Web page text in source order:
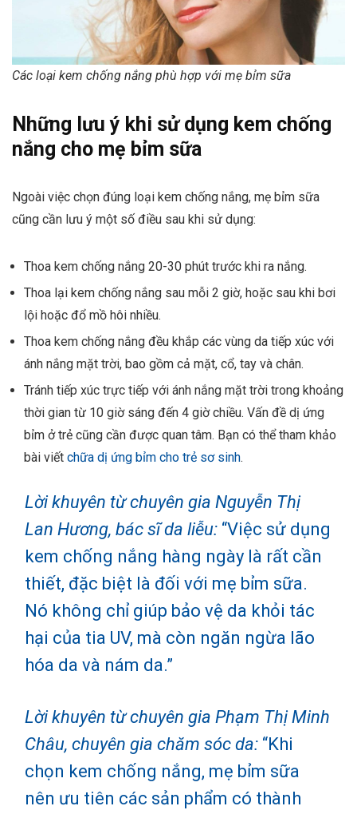
Các loại kem chống nắng phù hợp với mẹ bỉm sữa
Những lưu ý khi sử dụng kem chống
nắng cho mẹ bỉm sữa
Ngoài việc chọn đúng loại kem chống nắng, mẹ bỉm sữa
cũng cần lưu ý một số điều sau khi sử dụng:
Thoa kem chống nắng 20-30 phút trước khi ra nắng.
Thoa lại kem chống nắng sau mỗi 2 giờ, hoặc sau khi bơi
lội hoặc đổ mồ hôi nhiều.
Thoa kem chống nắng đều khắp các vùng da tiếp xúc với
ánh nắng mặt trời, bao gồm cả mặt, cổ, tay và chân.
Tránh tiếp xúc trực tiếp với ánh nắng mặt trời trong khoảng
thời gian từ 10 giờ sáng đến 4 giờ chiều. Vấn đề dị ứng
bỉm ở trẻ cũng cần được quan tâm. Bạn có thể tham khảo
bài viết chữa dị ứng bỉm cho trẻ sơ sinh.
Lời khuyên từ chuyên gia Nguyễn Thị
Lan Hương, bác sĩ da liễu: “Việc sử dụng
kem chống nắng hàng ngày là rất cần
thiết, đặc biệt là đối với mẹ bỉm sữa.
Nó không chỉ giúp bảo vệ da khỏi tác
hại của tia UV, mà còn ngăn ngừa lão
hóa da và nám da.”
Lời khuyên từ chuyên gia Phạm Thị Minh
Châu, chuyên gia chăm sóc da: “Khi
chọn kem chống nắng, mẹ bỉm sữa
nên ưu tiên các sản phẩm có thành